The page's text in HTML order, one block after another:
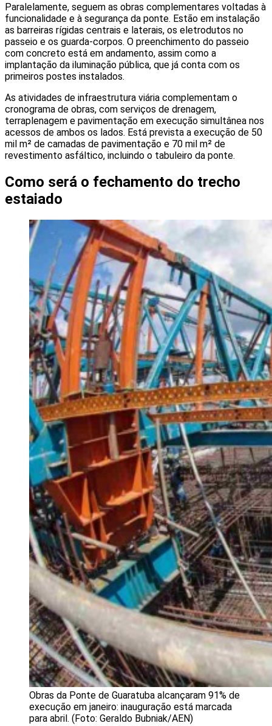
Paralelamente, seguem as obras complementares voltadas à
funcionalidade e à segurança da ponte. Estão em instalação
as barreiras rígidas centrais e laterais, os eletrodutos no
passeio e os guarda-corpos. O preenchimento do passeio
com concreto está em andamento, assim como a
implantação da iluminação pública, que já conta com os
primeiros postes instalados.
As atividades de infraestrutura viária complementam o
cronograma de obras, com serviços de drenagem,
terraplenagem e pavimentação em execução simultânea nos
acessos de ambos os lados. Está prevista a execução de 50
mil m² de camadas de pavimentação e 70 mil m² de
revestimento asfáltico, incluindo o tabuleiro da ponte.
Como será o fechamento do trecho
estaiado
Obras da Ponte de Guaratuba alcançaram 91% de
execução em janeiro: inauguração está marcada
para abril. (Foto: Geraldo Bubniak/AEN)